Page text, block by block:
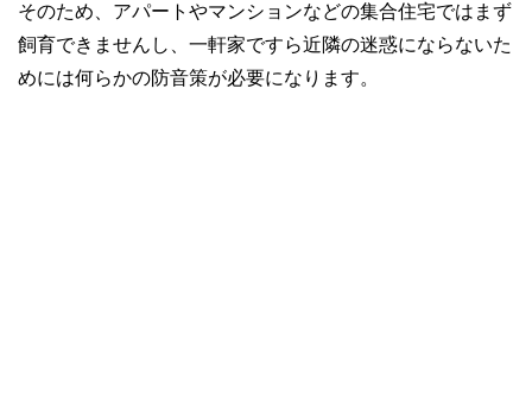
そのため、アパートやマンションなどの集合住宅ではまず
飼育できませんし、一軒家ですら近隣の迷惑にならないた
めには何らかの防音策が必要になります。